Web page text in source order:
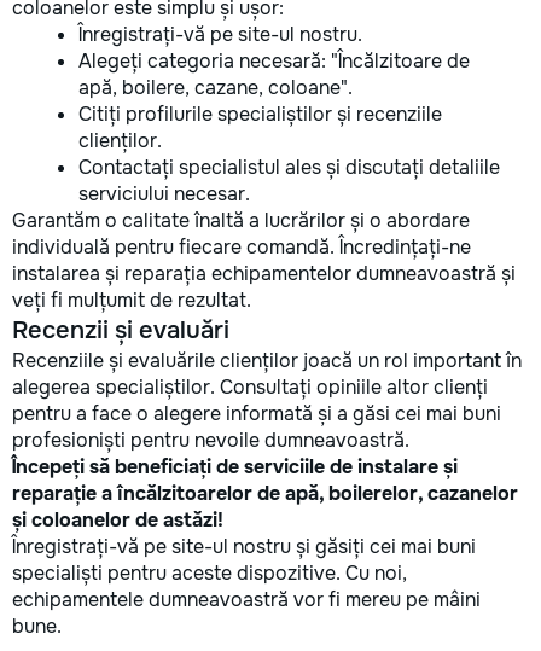
coloanelor este simplu și ușor:
Înregistrați-vă pe site-ul nostru.
Alegeți categoria necesară: "Încălzitoare de
apă, boilere, cazane, coloane".
Citiți profilurile specialiștilor și recenziile
clienților.
Contactați specialistul ales și discutați detaliile
serviciului necesar.
Garantăm o calitate înaltă a lucrărilor și o abordare
individuală pentru fiecare comandă. Încredințați-ne
instalarea și reparația echipamentelor dumneavoastră și
veți fi mulțumit de rezultat.
Recenzii și evaluări
Recenziile și evaluările clienților joacă un rol important în
alegerea specialiștilor. Consultați opiniile altor clienți
pentru a face o alegere informată și a găsi cei mai buni
profesioniști pentru nevoile dumneavoastră.
Începeți să beneficiați de serviciile de instalare și
reparație a încălzitoarelor de apă, boilerelor, cazanelor
și coloanelor de astăzi!
Înregistrați-vă pe site-ul nostru și găsiți cei mai buni
specialiști pentru aceste dispozitive. Cu noi,
echipamentele dumneavoastră vor fi mereu pe mâini
bune.